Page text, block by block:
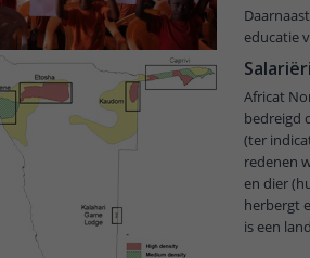
educatie
Africat
bedreigd
(ter
redenen
en dier
herbergt
is een